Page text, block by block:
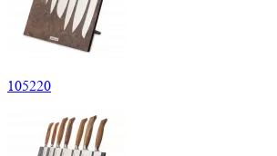
105220